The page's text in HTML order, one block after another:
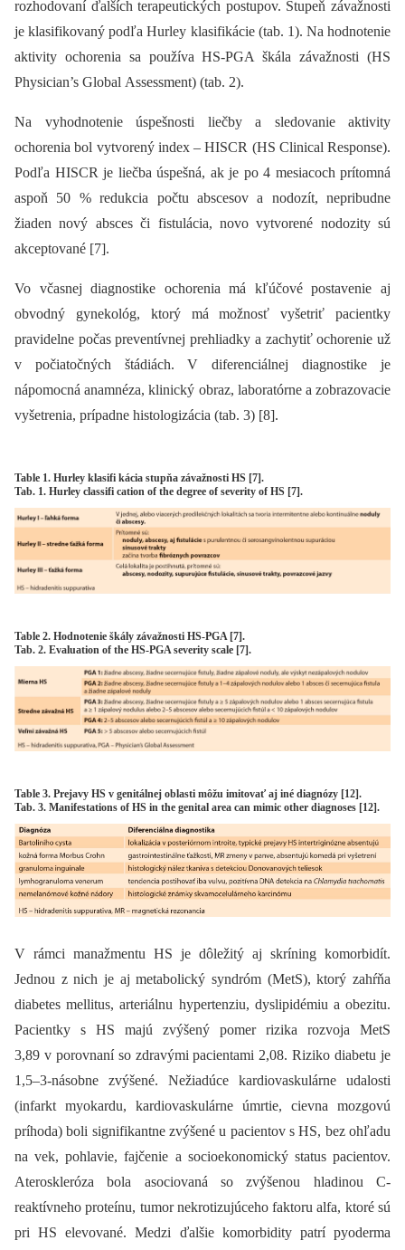
rozhodovaní ďalších terapeutických postupov. Stupeň závažnosti
je klasifikovaný podľa Hurley klasifikácie (tab. 1). Na hodnotenie
aktivity ochorenia sa používa HS-PGA škála závažnosti (HS
Physician’s Global Assessment) (tab. 2).
Na vyhodnotenie úspešnosti liečby a sledovanie aktivity
ochorenia bol vytvorený index –⁠ HISCR (HS Clinical Response).
Podľa HISCR je liečba úspešná, ak je po 4 mesiacoch prítomná
aspoň 50 % redukcia počtu abscesov a nodozít, nepribudne
žiaden nový absces či fistulácia, novo vytvorené nodozity sú
akceptované [7].
Vo včasnej diagnostike ochorenia má kľúčové postavenie aj
obvodný gynekológ, ktorý má možnosť vyšetriť pacientky
pravidelne počas preventívnej prehliadky a zachytiť ochorenie už
v počiatočných štádiách. V diferenciálnej diagnostike je
nápomocná anamnéza, klinický obraz, laboratórne a zobrazovacie
vyšetrenia, prípadne histologizácia (tab. 3) [8].
Table 1. Hurley klasifi kácia stupňa závažnosti HS [7].
Tab. 1. Hurley classifi cation of the degree of severity of HS [7].
Table 2. Hodnotenie škály závažnosti HS-PGA [7].
Tab. 2. Evaluation of the HS-PGA severity scale [7].
Table 3. Prejavy HS v genitálnej oblasti môžu imitovať aj iné diagnózy [12].
Tab. 3. Manifestations of HS in the genital area can mimic other diagnoses [12].
V rámci manažmentu HS je dôležitý aj skríning komorbidít.
Jednou z nich je aj metabolický syndróm (MetS), ktorý zahŕňa
diabetes mellitus, arteriálnu hypertenziu, dyslipidémiu a obezitu.
Pacientky s HS majú zvýšený pomer rizika rozvoja MetS
3,89 v porovnaní so zdravými pacientami 2,08. Riziko diabetu je
1,5–3-násobne zvýšené. Nežiadúce kardiovaskulárne udalosti
(infarkt myokardu, kardiovaskulárne úmrtie, cievna mozgovú
príhoda) boli signifikantne zvýšené u pacientov s HS, bez ohľadu
na vek, pohlavie, fajčenie a socioekonomický status pacientov.
Ateroskleróza bola asociovaná so zvýšenou hladinou C-
reaktívneho proteínu, tumor nekrotizujúceho faktoru alfa, ktoré sú
pri HS elevované. Medzi ďalšie komorbidity patrí pyoderma